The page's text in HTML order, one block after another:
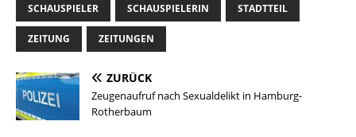
SCHAUSPIELER SCHAUSPIELERIN STADTTEIL
ZEITUNG ZEITUNGEN
ZURÜCK
Zeugenaufruf nach Sexualdelikt in Hamburg-
Rotherbaum